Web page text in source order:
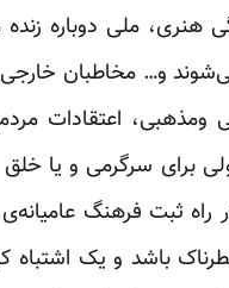
ملی دوباره
و… مخاطبان خارجی
اعتقادات
برای سرگرمی و یا
ثبت فرهنگ
باشد و یک